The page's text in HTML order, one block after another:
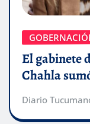
El gabinete
Chahla
Diario